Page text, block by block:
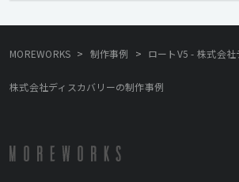
MOREWORKS > 制作事例 > ロートV5 - 株式会
株式会社ディスカバリーの制作事例